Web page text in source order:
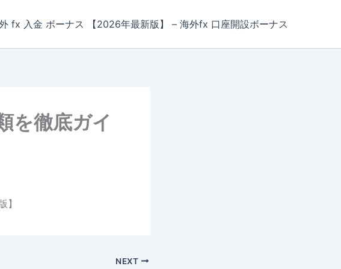
fx 入金 ボーナス 【2026年最新版】 – 海外fx 口座開設ボーナス
を徹底ガイ
NEXT